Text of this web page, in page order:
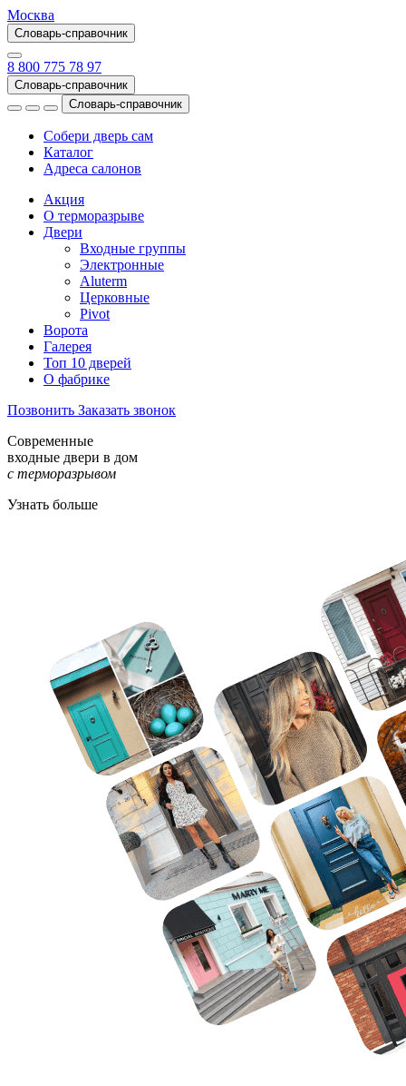
Москва
Словарь-справочник
8 800 775 78 97
Словарь-справочник
Словарь-справочник
Собери дверь сам
Каталог
Адреса салонов
Акция
О терморазрыве
Двери
Входные группы
Электронные
Aluterm
Церковные
Pivot
Ворота
Галерея
Топ 10 дверей
О фабрике
Позвонить Заказать звонок
Современные
входные двери в дом
с терморазрывом
Узнать больше